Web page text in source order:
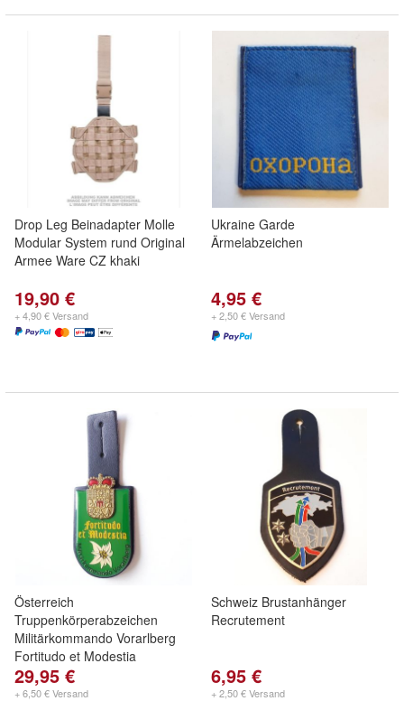
Drop Leg Beinadapter Molle
Modular System rund Original
Armee Ware CZ khaki
19,90 €
+ 4,90 € Versand
Ukraine Garde
Ärmelabzeichen
4,95 €
+ 2,50 € Versand
Österreich
Truppenkörperabzeichen
Militärkommando Vorarlberg
Fortitudo et Modestia
29,95 €
+ 6,50 € Versand
Schweiz Brustanhänger
Recrutement
6,95 €
+ 2,50 € Versand